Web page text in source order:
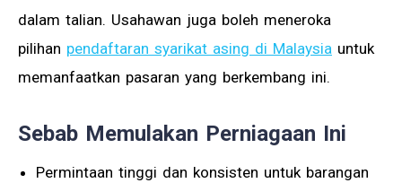
dalam talian. Usahawan juga boleh meneroka
pilihan pendaftaran syarikat asing di Malaysia untuk
memanfaatkan pasaran yang berkembang ini.
Sebab Memulakan Perniagaan Ini
Permintaan tinggi dan konsisten untuk barangan